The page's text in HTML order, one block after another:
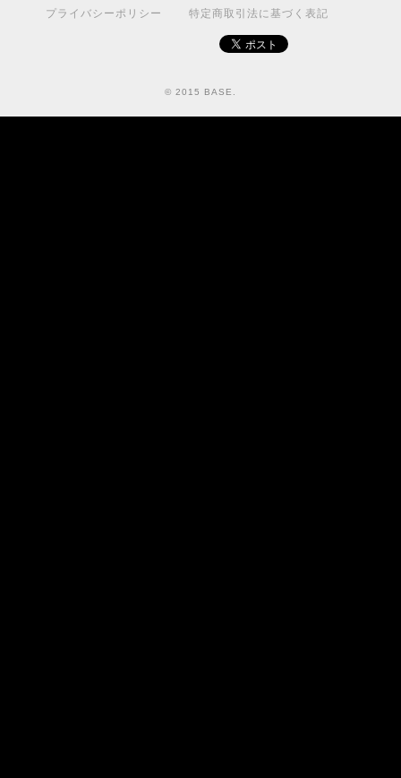
プライバシーポリシー 特定商取引法に基づく表記
© 2015 BASE.